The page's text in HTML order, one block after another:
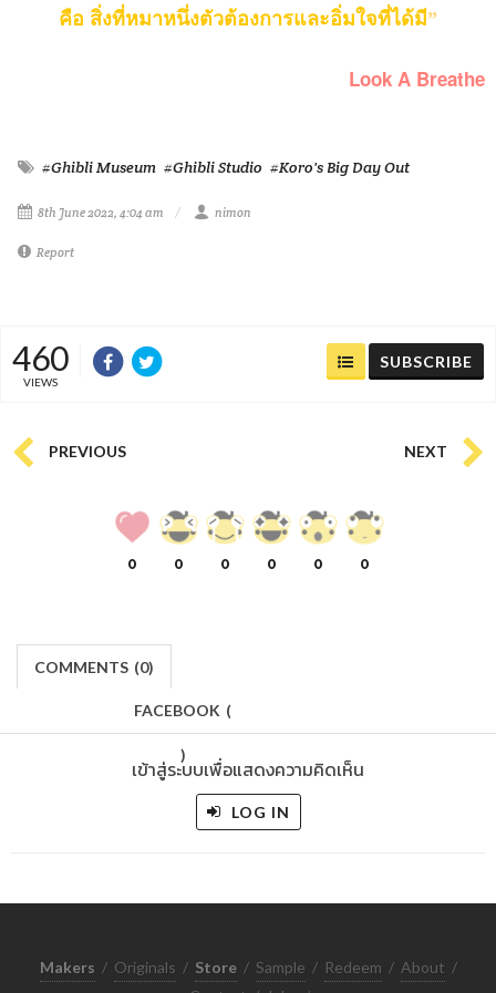
คือ สิ่งที่หมาหนึ่งตัวต้องการและอิ่มใจที่ได้มี”
Look A Breathe
#Ghibli Museum #Ghibli Studio #Koro's Big Day Out
8th June 2022, 4:04 am nimon
Report
460
VIEWS
SUBSCRIBE
PREVIOUS NEXT
0 0 0 0 0 0
COMMENTS (0)
FACEBOOK (
)
เข้าสู่ระบบเพื่อแสดงความคิดเห็น
LOG IN
Makers / Originals / Store / Sample / Redeem / About /